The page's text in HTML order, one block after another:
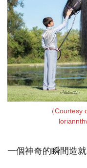
（
一個神奇的瞬間造